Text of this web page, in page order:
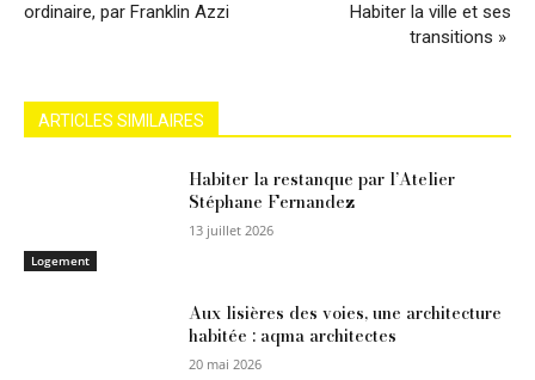
ordinaire, par Franklin Azzi
Habiter la ville et ses
transitions »
ARTICLES SIMILAIRES
Logement
Habiter la restanque par l’Atelier
Stéphane Fernandez
13 juillet 2026
Aux lisières des voies, une architecture
habitée : aqma architectes
20 mai 2026